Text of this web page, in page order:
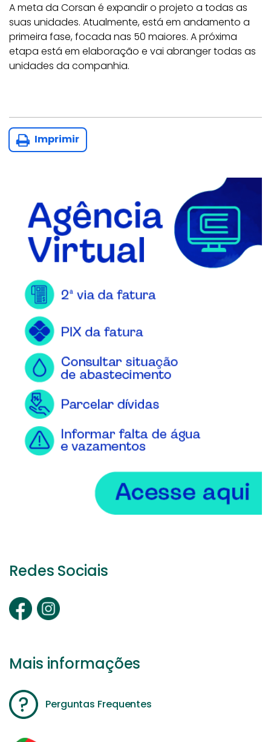
A meta da Corsan é expandir o projeto a todas as
suas unidades. Atualmente, está em andamento a
primeira fase, focada nas 50 maiores. A próxima
etapa está em elaboração e vai abranger todas as
unidades da companhia.
Imprimir
Redes Sociais
Mais informações
Perguntas Frequentes